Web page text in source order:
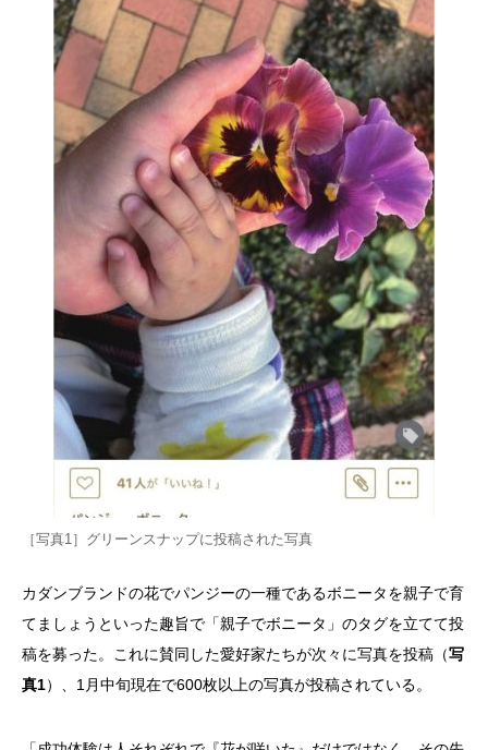
［写真1］グリーンスナップに投稿された写真
カダンブランドの花でパンジーの一種であるボニータを親子で育
てましょうといった趣旨で「親子でボニータ」のタグを立てて投
稿を募った。これに賛同した愛好家たちが次々に写真を投稿（写
真1）、1月中旬現在で600枚以上の写真が投稿されている。